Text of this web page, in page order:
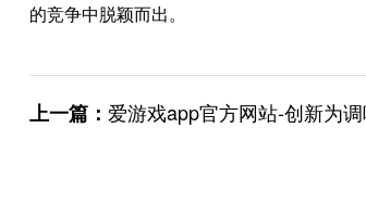
的竞争中脱颖而出。
上一篇： 爱游戏app官方网站-创新为调味品企